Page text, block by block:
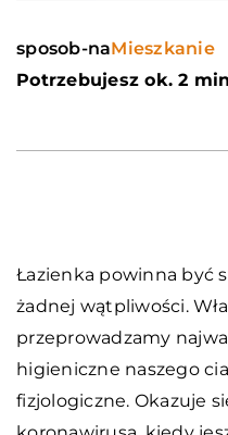
sposob-naMieszkanie
Potrzebujesz ok. 2
Łazienka powinna być
żadnej wątpliwości.
przeprowadzamy
higieniczne naszego
fizjologiczne. Okazuje